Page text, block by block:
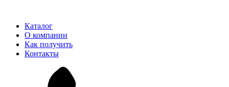
Каталог
О компании
Как получить
Контакты